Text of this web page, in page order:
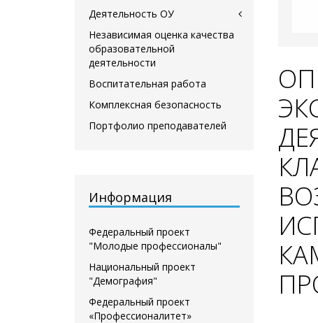
Деятельность ОУ
Независимая оценка качества
образовательной
деятельности
Воспитательная работа
Комплексная безопасность
Портфолио преподавателей
Информация
Федеральный проект
"Молодые профессионалы"
Национальный проект
"Демография"
Федеральный проект
«Профессионалитет»